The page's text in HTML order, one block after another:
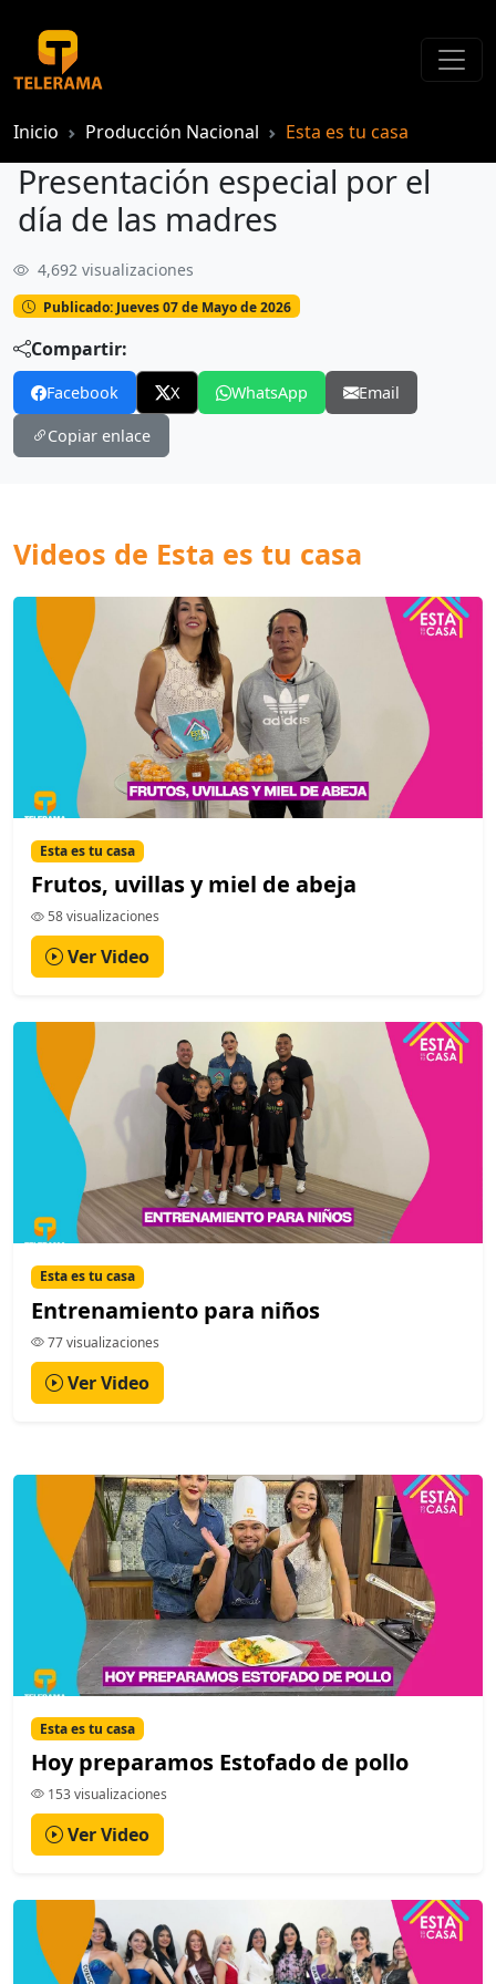
Inicio Producción Nacional Esta es tu casa
Presentación especial por el
día de las madres
Presentación especial por el día de las madres
4,692 visualizaciones
Publicado: Jueves 07 de Mayo de 2026
Compartir:
Facebook X WhatsApp Email
Copiar enlace
Videos de Esta es tu casa
Esta es tu casa
Frutos, uvillas y miel de abeja
58 visualizaciones
Ver Video
Esta es tu casa
Entrenamiento para niños
77 visualizaciones
Ver Video
Esta es tu casa
Hoy preparamos Estofado de pollo
153 visualizaciones
Ver Video